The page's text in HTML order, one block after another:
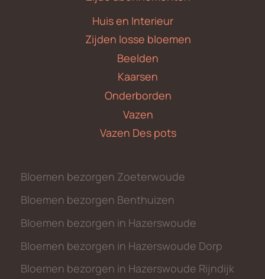
Huis en Interieur
Zijden losse bloemen
Beelden
Kaarsen
Onderborden
Vazen
Vazen Des pots
Bloemen bezorgen Zoeterwoude
Bloemen bezorgen Benthuizen
Bloemen bezorgen in Hazerswoude
Bloemen bezorgen in Hazerswoude Dorp
Bloemen bezorgen in Hazerswoude Rijndijk